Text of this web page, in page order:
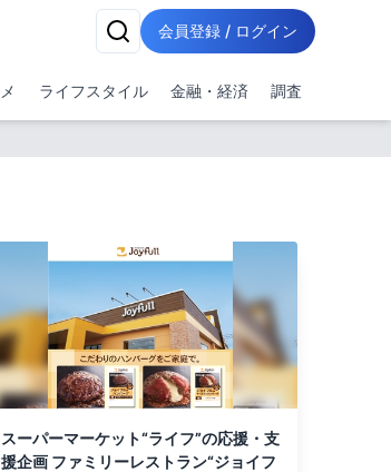
会員登録 / ログイン
ライフスタイル 金融・経済 調査
スーパーマーケット“ライフ”の応援・支
援企画 ファミリーレストラン“ジョイフ